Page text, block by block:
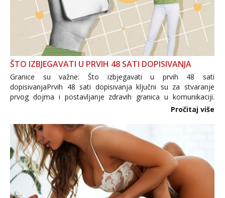
ŠTO IZBJEGAVATI U PRVIH 48 SATI DOPISIVANJA
Granice su važne: Što izbjegavati u prvih 48 sati
dopisivanjaPrvih 48 sati dopisivanja ključni su za stvaranje
prvog dojma i postavljanje zdravih granica u komunikaciji.
Važno je izbjeći prebrzo otkrivanje osobnih ili intimnih
informacija, jer nepoznata osoba još nije zaslužila to
povjerenje. Takođe...
Pročitaj više